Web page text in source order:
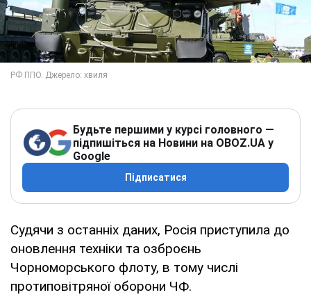
Будьте першими у курсі головного —
підпишіться на Новини на OBOZ.UA у
Google
Підписатися
Судячи з останніх даних, Росія приступила до
оновлення техніки та озброєнь
Чорноморського флоту, в тому числі
протиповітряної оборони ЧФ.